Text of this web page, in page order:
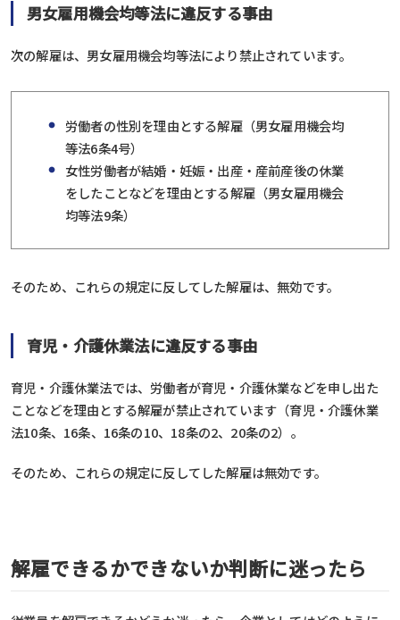
男女雇用機会均等法に違反する事由
次の解雇は、男女雇用機会均等法により禁止されています。
労働者の性別を理由とする解雇（男女雇用機会均
等法6条4号）
女性労働者が結婚・妊娠・出産・産前産後の休業
をしたことなどを理由とする解雇（男女雇用機会
均等法9条）
そのため、これらの規定に反してした解雇は、無効です。
育児・介護休業法に違反する事由
育児・介護休業法では、労働者が育児・介護休業などを申し出た
ことなどを理由とする解雇が禁止されています（育児・介護休業
法10条、16条、16条の10、18条の2、20条の2）。
そのため、これらの規定に反してした解雇は無効です。
解雇できるかできないか判断に迷ったら